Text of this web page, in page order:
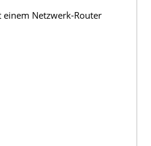
einem Netzwerk-Router